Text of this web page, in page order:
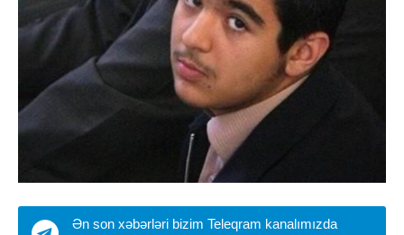
Ən son xəbərləri bizim Teleqram kanalımızda